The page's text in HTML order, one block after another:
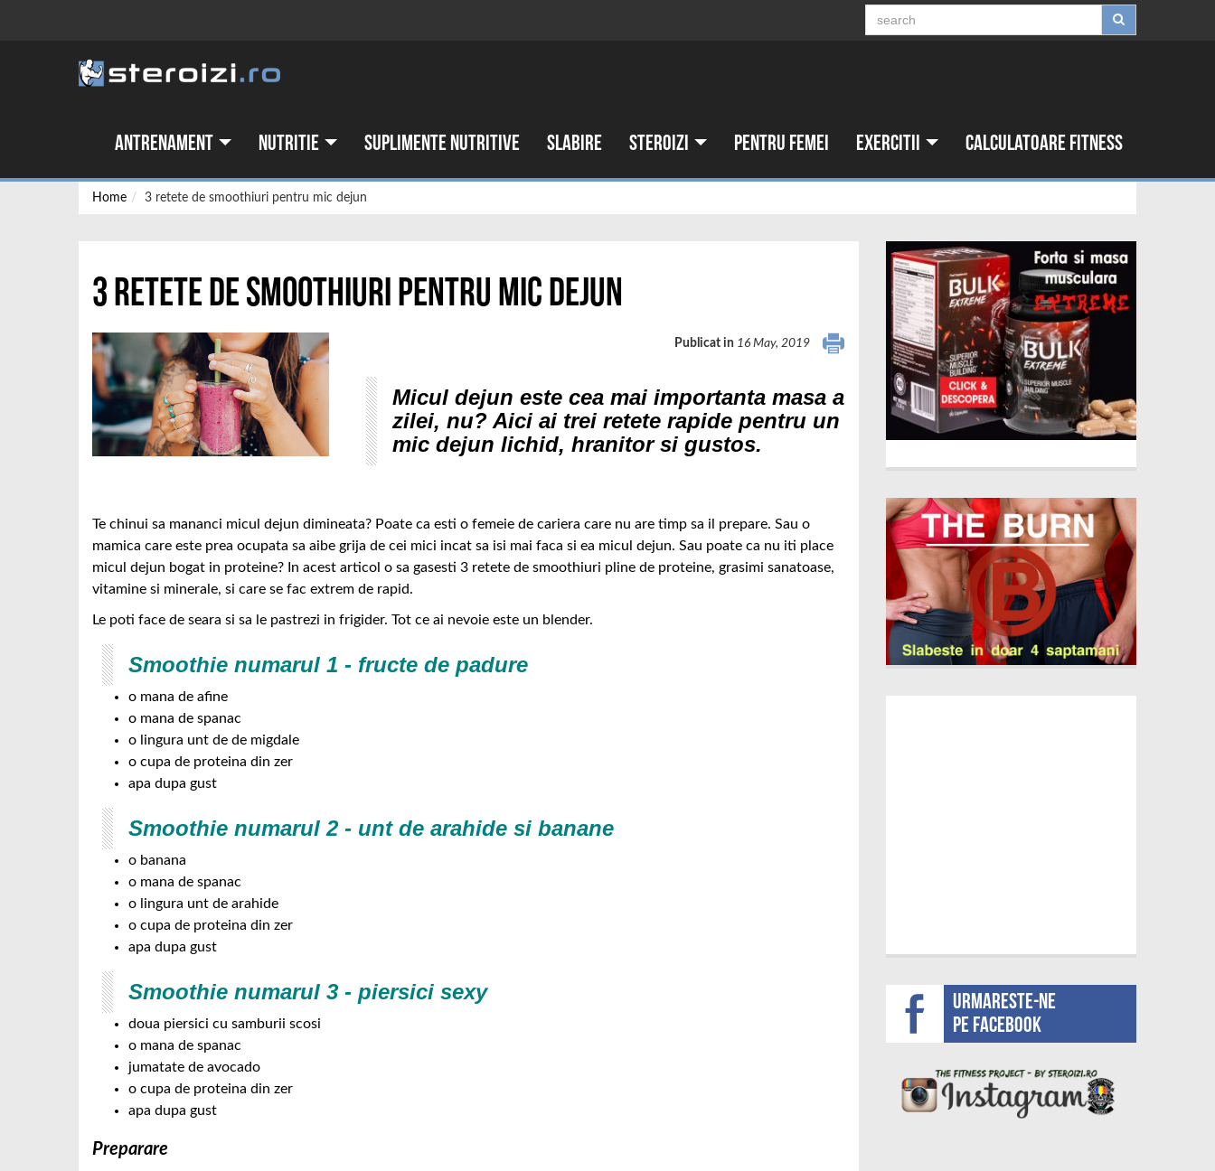
Antrenament Nutritie Suplimente nutritive Slabire Steroizi Pentru femei Exercitii Calculatoare fitness
Home 3 retete de smoothiuri pentru mic dejun
3 retete de smoothiuri pentru mic dejun
Publicat in 16 May, 2019
Micul dejun este cea mai importanta masa a
zilei, nu? Aici ai trei retete rapide pentru un
mic dejun lichid, hranitor si gustos.
Te chinui sa mananci micul dejun dimineata? Poate ca esti o femeie de cariera care nu are timp sa il prepare. Sau o
mamica care este prea ocupata sa aibe grija de cei mici incat sa isi mai faca si ea micul dejun. Sau poate ca nu iti place
micul dejun bogat in proteine? In acest articol o sa gasesti 3 retete de smoothiuri pline de proteine, grasimi sanatoase,
vitamine si minerale, si care se fac extrem de rapid.
Le poti face de seara si sa le pastrezi in frigider. Tot ce ai nevoie este un blender.
Smoothie numarul 1 - fructe de padure
o mana de afine
o mana de spanac
o lingura unt de de migdale
o cupa de proteina din zer
apa dupa gust
Smoothie numarul 2 - unt de arahide si banane
o banana
o mana de spanac
o lingura unt de arahide
o cupa de proteina din zer
apa dupa gust
Smoothie numarul 3 - piersici sexy
doua piersici cu samburii scosi
o mana de spanac
jumatate de avocado
o cupa de proteina din zer
apa dupa gust
Preparare
Urmareste-ne
pe facebook